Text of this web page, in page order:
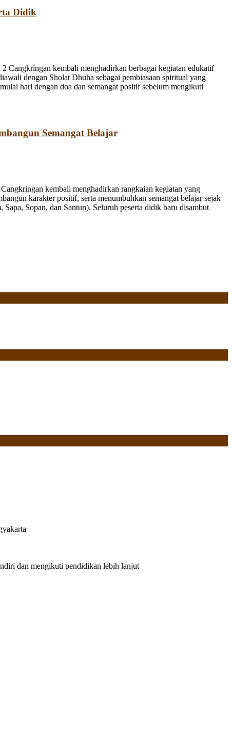
Didik
Cangkringan kembali menghadirkan berbagai kegiatan edukatif
dengan Sholat Dhuha sebagai pembiasaan spiritual yang
hari dengan doa dan semangat positif sebelum mengikuti
Semangat Belajar
kembali menghadirkan rangkaian kegiatan yang
karakter positif, serta menumbuhkan semangat belajar sejak
Sopan, dan Santun). Seluruh peserta didik baru disambut
dan mengikuti pendidikan lebih lanjut